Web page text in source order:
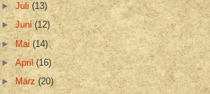
►Juli(13)
►Juni(12)
►Mai(14)
►April(16)
►März(20)